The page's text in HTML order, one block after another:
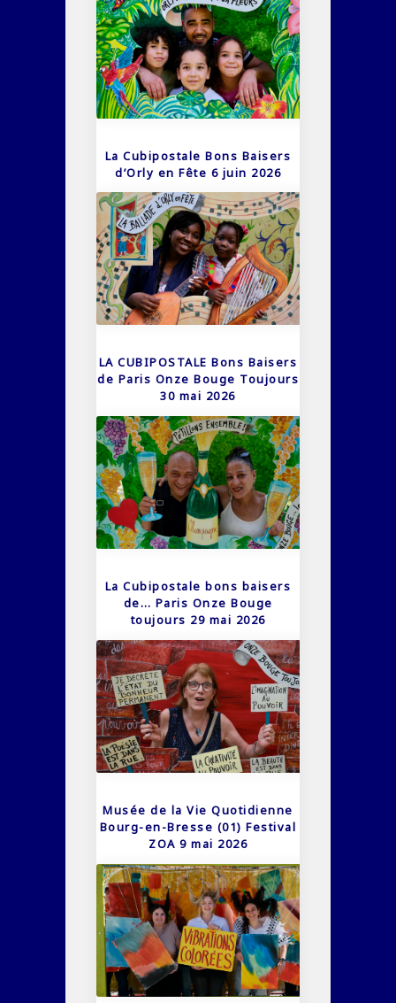
La Cubipostale Bons Baisers
d’Orly en Fête 6 juin 2026
LA CUBIPOSTALE Bons Baisers
de Paris Onze Bouge Toujours
30 mai 2026
La Cubipostale bons baisers
de… Paris Onze Bouge
toujours 29 mai 2026
Musée de la Vie Quotidienne
Bourg-en-Bresse (01) Festival
ZOA 9 mai 2026